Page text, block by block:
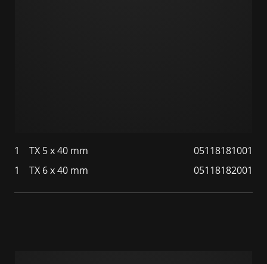
1 TX 5 x 40 mm
05118181001
1
TX 6 x 40 mm 05118182001